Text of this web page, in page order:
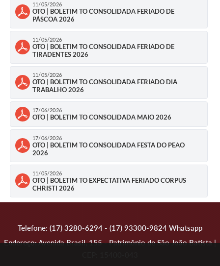
11/05/2026
OTO | BOLETIM TO CONSOLIDADA FERIADO DE
PÁSCOA 2026
11/05/2026
OTO | BOLETIM TO CONSOLIDADA FERIADO DE
TIRADENTES 2026
11/05/2026
OTO | BOLETIM TO CONSOLIDADA FERIADO DIA
TRABALHO 2026
17/06/2026
OTO | BOLETIM TO CONSOLIDADA MAIO 2026
17/06/2026
OTO | BOLETIM TO CONSOLIDADA FESTA DO PEAO
2026
11/05/2026
OTO | BOLETIM TO EXPECTATIVA FERIADO CORPUS
CHRISTI 2026
Telefone: (17) 3280-6294 - (17) 93300-9824 Whatsapp
Endereço: Avenida Brasil, 155 - Patrimônio de São João Batista |